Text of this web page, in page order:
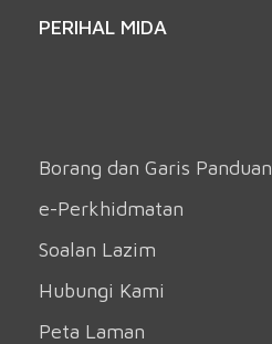
PERIHAL MIDA
Borang dan Garis Panduan
e-Perkhidmatan
Soalan Lazim
Hubungi Kami
Peta Laman